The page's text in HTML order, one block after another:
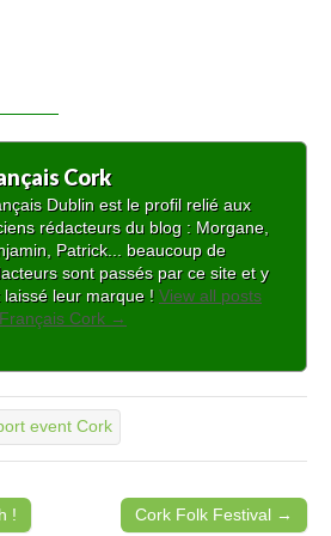
Cork
Dublin est le profil relié aux
rédacteurs du blog : Morgane,
Patrick... beaucoup de
sont passés par ce site et y
laissé leur marque ! View all posts
Cork →
event Cork
! Cork Folk Festival →